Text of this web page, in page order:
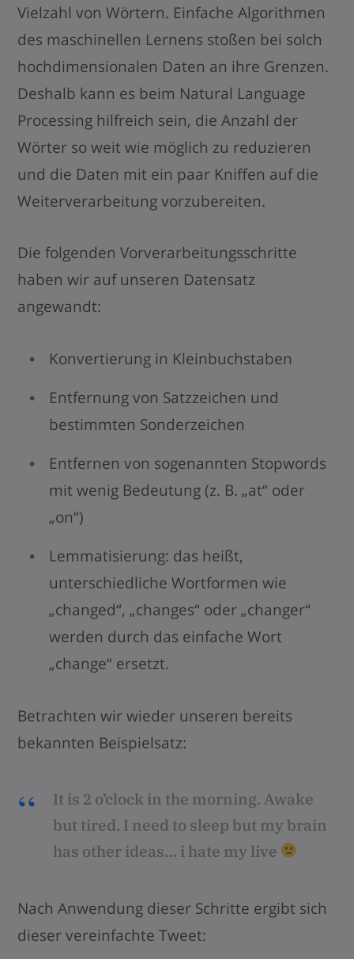
Vielzahl von Wörtern. Einfache Algorithmen
des maschinellen Lernens stoßen bei solch
hochdimensionalen Daten an ihre Grenzen.
Deshalb kann es beim Natural Language
Processing hilfreich sein, die Anzahl der
Wörter so weit wie möglich zu reduzieren
und die Daten mit ein paar Kniffen auf die
Weiterverarbeitung vorzubereiten.
Die folgenden Vorverarbeitungsschritte
haben wir auf unseren Datensatz
angewandt:
Konvertierung in Kleinbuchstaben
Entfernung von Satzzeichen und
bestimmten Sonderzeichen
Entfernen von sogenannten Stopwords
mit wenig Bedeutung (z. B. „at“ oder
„on“)
Lemmatisierung: das heißt,
unterschiedliche Wortformen wie
„changed“, „changes“ oder „changer“
werden durch das einfache Wort
„change“ ersetzt.
Betrachten wir wieder unseren bereits
bekannten Beispielsatz:
It is 2 o’clock in the morning. Awake
but tired. I need to sleep but my brain
has other ideas… i hate my live
Nach Anwendung dieser Schritte ergibt sich
dieser vereinfachte Tweet: